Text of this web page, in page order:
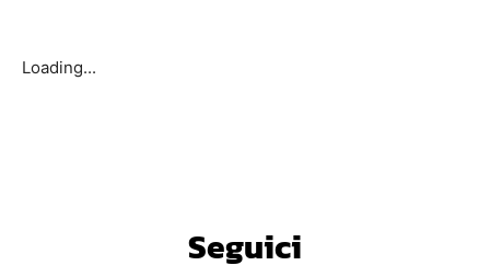
Loading...
Seguici